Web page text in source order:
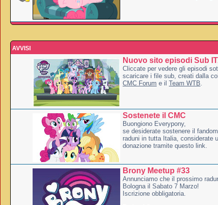
AVVISI
Nuovo sito episodi Sub
Cliccate per vedere gli episodi
scaricare i file sub, creati dalla
CMC Forum e il Team WTB.
Sostenete il CMC
Buongiono Everypony,
se desiderate sostenere il
raduni in tutta Italia, considerate
donazione tramite questo link.
Brony Meetup #33
Annunciamo che il prossimo
Bologna il Sabato 7 Marzo!
Iscrizione obbligatoria.